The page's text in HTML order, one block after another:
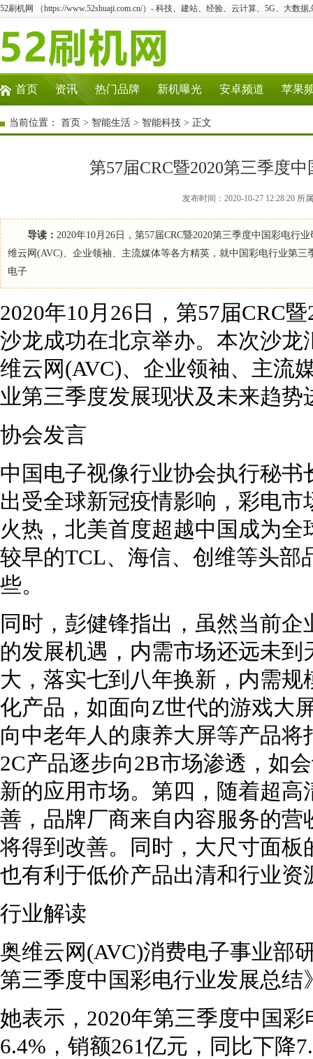
52刷机网 （https://www.52shuaji.com.cn/）- 科技、建站、经验、云计算、5G、大数据
首页 资讯 热门品牌 新机曝光 安卓频道 苹果
当前位置： 首页 > 智能生活 > 智能科技 > 正文
第57届CRC暨2020第三季度
发布时间：2020-10-27 12:28:20
导读： 2020年10月26日，第57届CRC暨2020第三季度中国彩电
维云网(AVC)、企业领袖、主流媒体等各方精英，就中国彩电行业第
电子
2020年10月26日，第57届CRC
沙龙成功在北京举办。本次沙
维云网(AVC)、企业领袖、主流
业第三季度发展现状及未来趋
协会发言
中国电子视像行业协会执行秘
出受全球新冠疫情影响，彩电
火热，北美首度超越中国成为
较早的TCL、海信、创维等头部
些。
同时，彭健锋指出，虽然当前
的发展机遇，内需市场还远未
大，落实七到八年换新，内需
化产品，如面向Z世代的游戏大
向中老年人的康养大屏等产品
2C产品逐步向2B市场渗透，如
新的应用市场。第四，随着超
善，品牌厂商来自内容服务的
将得到改善。同时，大尺寸面
也有利于低价产品出清和行业资
行业解读
奥维云网(AVC)消费电子事业部
第三季度中国彩电行业发展总结
她表示，2020年第三季度中国
6.4%，销额261亿元，同比下降